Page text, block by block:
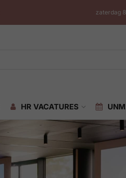
zaterdag
HR VACATURES